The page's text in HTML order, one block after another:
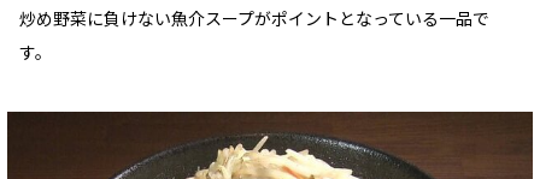
炒め野菜に負けない魚介スープがポイントとなっている一品で
す。